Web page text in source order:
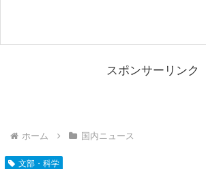
スポンサーリンク
ホーム 国内ニュース
文部・科学